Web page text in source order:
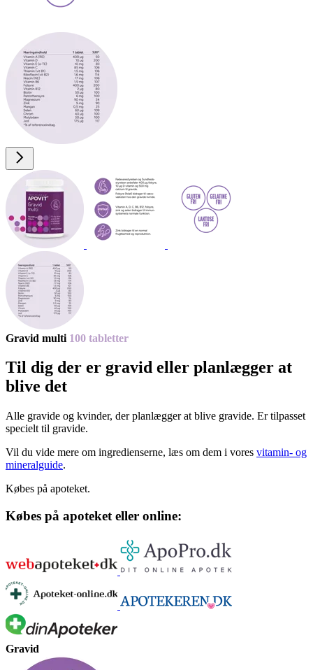
Gravid multi 100 tab­let­ter
Til dig der er gravid eller plan­læg­ger at
blive det
Alle gravide og kvinder, der planlægger at blive gravide. Er tilpasset
specielt til gravide.
Vil du vide mere om ingredienserne, læs om dem i vores vitamin- og
mineralguide.
Købes på apoteket.
Købes på apoteket eller online:
Gravid